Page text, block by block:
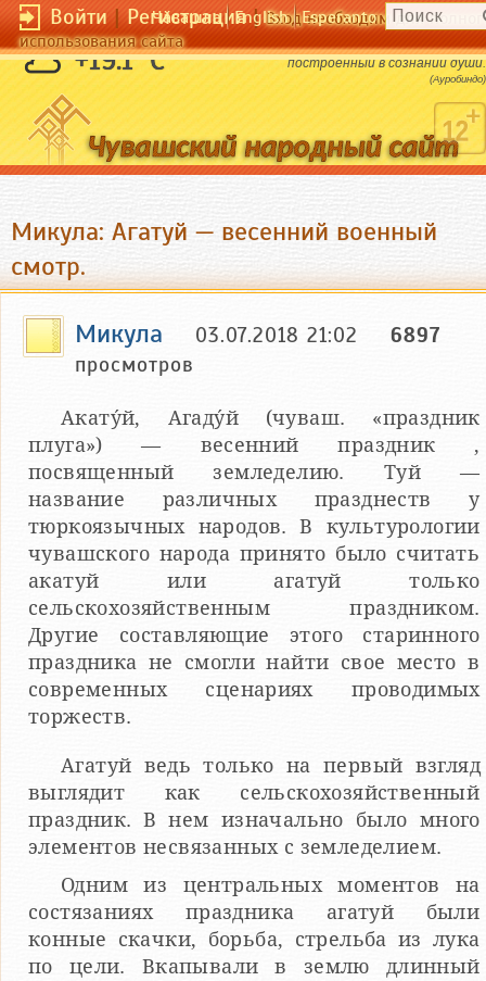
Войти|Регистрация|Вход необходим для
использования сайта
Чӑвашла English Esperanto
+19.1 °C
Весь мир есть не что иное, как образ,
построенный в сознании души.
(Ауробиндо)
Микула: Агатуй — весенний военный
смотр.
Микула 03.07.2018 21:02
6897
просмотров
Акату́й, Агаду́й (чуваш. «праздник
плуга») — весенний праздник ,
посвященный земледелию. Туй —
название различных празднеств у
тюркоязычных народов. В культурологии
чувашского народа принято было считать
акатуй или агатуй только
сельскохозяйственным праздником.
Другие составляющие этого старинного
праздника не смогли найти свое место в
современных сценариях проводимых
торжеств.
Агатуй ведь только на первый взгляд
выглядит как сельскохозяйственный
праздник. В нем изначально было много
элементов несвязанных с земледелием.
Одним из центральных моментов на
состязаниях праздника агатуй были
конные скачки, борьба, стрельба из лука
по цели. Вкапывали в землю длинный